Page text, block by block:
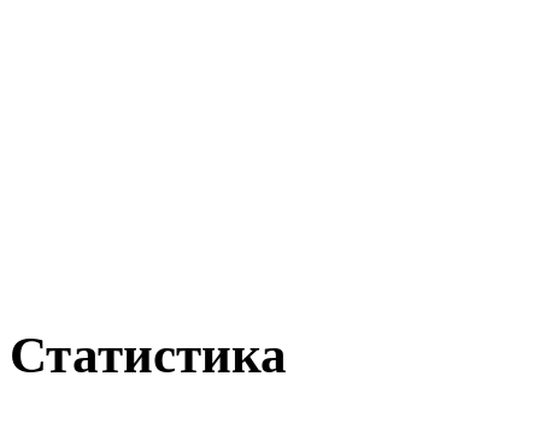
Статистика